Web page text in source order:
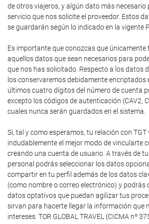
de otros viajeros, y algún dato más necesario
servicio que nos solicite el proveedor. Estos
se guardarán según lo indicado en la vigente
Es importante que conozcas que únicamente
aquellos datos que sean necesarios para
que nos has solicitado. Respecto a los datos
los conservaremos debidamente encriptados
últimos cuatro dígitos del número de cuenta
excepto los códigos de autenticación (CAV2,
cuales nunca serán guardados en el sistema.
Si, tal y como esperamos, tu relación con
indudablemente el mejor modo de vincularte
creando una cuenta de usuario. A través de
personal podrás seleccionar los datos
compartir en tu perfil además de los datos
(como nombre o correo electrónico) y podrás
datos optativos que puedan agilizar tus
sirvan para hacerte llegar la información que
intereses. TOR GLOBAL TRAVEL (CICMA nº